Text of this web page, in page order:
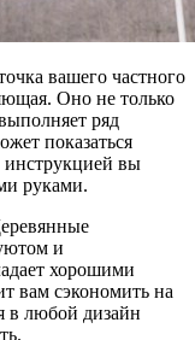
вашего частного
Оно не только
ряд
показаться
инструкцией вы
руками.
и
хорошими
вам сэкономить на
в любой дизайн